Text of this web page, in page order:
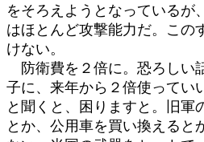
をそろえようとなっているが
はほとんど攻撃能力だ。この
けない。
防衛費を２倍に。恐ろしい
子に、来年から２倍使ってい
と聞くと、困りますと。旧軍
とか、公用車を買い換えると